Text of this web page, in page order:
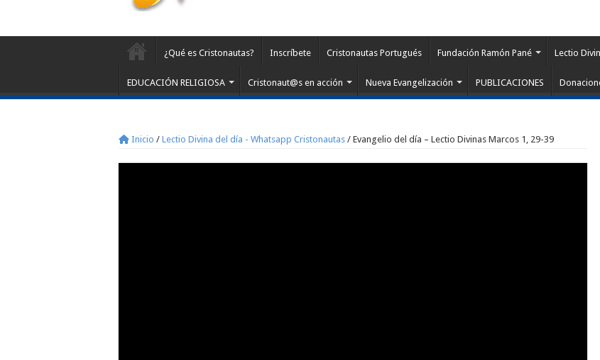
¿Qué es Cristonautas? Inscríbete Cristonautas Portugués Fundación Ramón Pané Lectio
EDUCACIÓN RELIGIOSA Cristonaut@s en acción Nueva Evangelización PUBLICACIONES
Inicio / Lectio Divina del día - Whatsapp Cristonautas / Evangelio del día – Lectio Divinas Marcos 1, 29-39